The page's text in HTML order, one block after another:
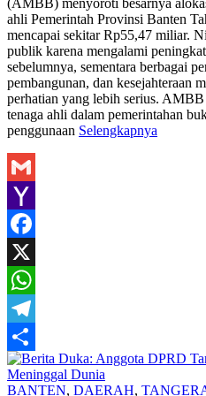
ahli Pemerintah Provinsi Banten
mencapai sekitar Rp55,47 miliar.
publik karena mengalami
sebelumnya, sementara berbagai
pembangunan, dan kesejahteraan
perhatian yang lebih serius. AMBB
tenaga ahli dalam pemerintahan
penggunaan Selengkapnya
Gmail
Yahoo
Mail
Facebook
X
WhatsApp
Telegram
Share
BANTEN, DAERAH,